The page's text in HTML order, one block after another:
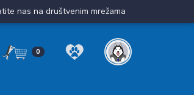
nas na društvenim mrežama
0